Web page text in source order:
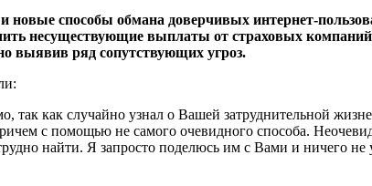
способы обмана доверчивых интернет-
несуществующие выплаты от страховых
выявив ряд сопутствующих угроз.
так как случайно узнал о Вашей затруднительной
с помощью не самого очевидного способа.
найти. Я запросто поделюсь им с Вами и ничего